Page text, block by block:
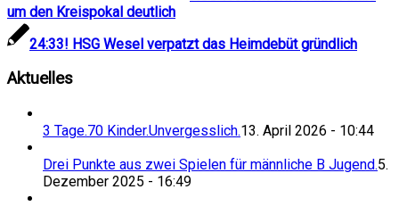
um den Kreispokal deutlich
24:33! HSG Wesel verpatzt das Heimdebüt gründlich
Aktuelles
3 Tage.70 Kinder.Unvergesslich.13. April 2026 - 10:44
Drei Punkte aus zwei Spielen für männliche B Jugend.5.
Dezember 2025 - 16:49